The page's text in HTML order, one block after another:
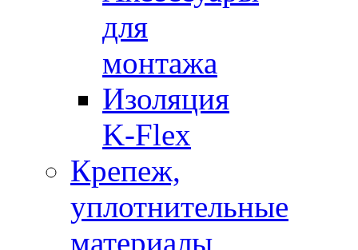
для
монтажа
Изоляция
K-Flex
Крепеж,
уплотнительные
материалы